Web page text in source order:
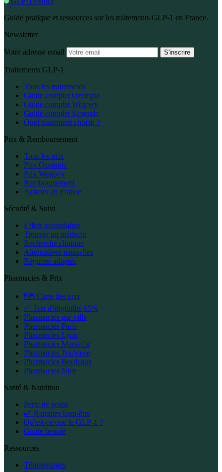
Guide pratique et ressources sur les traitements GLP-1 en France.
Newsletter
Votre adresse email S'inscrire
Traitements GLP-1
Tous les traitements
Guide complet Ozempic
Guide complet Wegovy
Guide complet Saxenda
Quel traitement choisir ?
Prix & Remboursement
Tous les prix
Prix Ozempic
Prix Wegovy
Remboursement
Acheter en France
Sécurité & Suivi
Effets secondaires
Trouver un médecin
Recherche clinique
Alternatives naturelles
Régimes adaptés
Pharmacies & Prix
🗺️ Carte des prix
✅ Test d'éligibilité 65%
Pharmacies par ville
Pharmacies Paris
Pharmacies Lyon
Pharmacies Marseille
Pharmacies Toulouse
Pharmacies Bordeaux
Pharmacies Nice
Santé & Nutrition
Perte de poids
🌿 Retraites bien-être
Qu'est-ce que le GLP-1 ?
Guide beauté
Ressources
Témoignages